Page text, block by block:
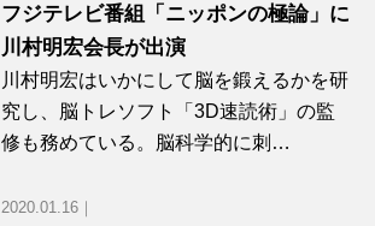
フジテレビ番組「ニッポンの極論」に
川村明宏会長が出演
川村明宏はいかにして脳を鍛えるかを研
究し、脳トレソフト「3D速読術」の監
修も務めている。脳科学的に刺…
2020.01.16｜